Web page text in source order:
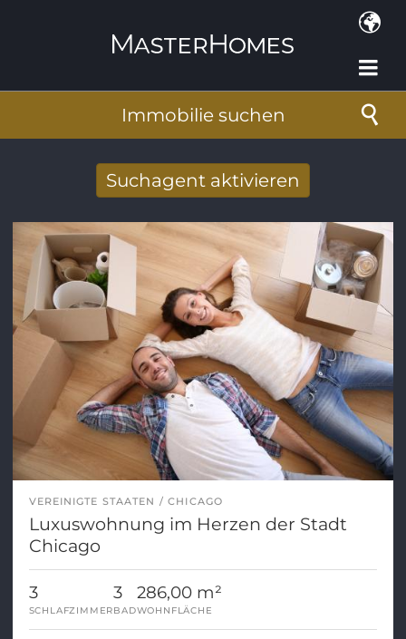
Immobilie suchen
Suchagent aktivieren
E-Mail-Adresse
VEREINIGTE STAATEN CHICAGO
Luxuswohnung im Herzen der Stadt
Chicago
3
SCHLAFZIMMER
3
BAD
286,00 m²
WOHNFLÄCHE